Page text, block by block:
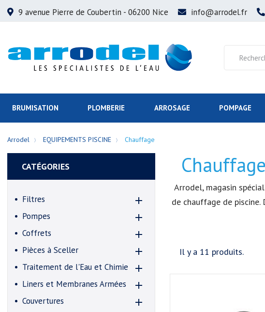
9 avenue Pierre de Coubertin - 06200 Nice info@arrodel.fr
BRUMISATION PLOMBERIE ARROSAGE POMPAGE
Arrodel EQUIPEMENTS PISCINE Chauffage
CATÉGORIES
Filtres 
Pompes 
Coffrets 
Pièces à Sceller 
Traitement de l'Eau et Chimie 
Liners et Membranes Armées 
Couvertures 
Arrodel, magasin
de chauffage de
Il y a 11 produits.